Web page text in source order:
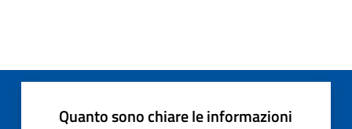
Quanto sono chiare le informazioni